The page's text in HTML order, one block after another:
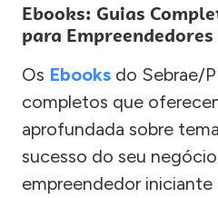
Ebooks: Guias
para Empreendedores
Os Ebooks do Sebrae/
completos que
aprofundada sobre
sucesso do seu
empreendedor